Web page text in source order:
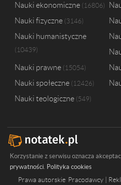
Nauki ekonomiczne 16806
Nauki fizyczne 3146
Nauki humanistyczne
10439
Nauki prawne 15054
Nauki społeczne 12426
Nauki teologiczne 549
Korzystanie z serwisu oznacza
prywatności. Polityka cookies
Prawa autorskie Pracodawcy |